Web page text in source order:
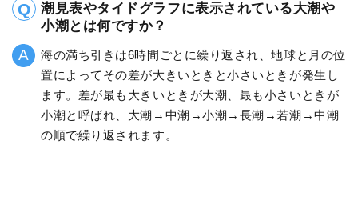
潮見表やタイドグラフに表示されている大潮や
小潮とは何ですか？
海の満ち引きは6時間ごとに繰り返され、地球と月の位
置によってその差が大きいときと小さいときが発生し
ます。差が最も大きいときが大潮、最も小さいときが
小潮と呼ばれ、大潮→中潮→小潮→長潮→若潮→中潮
の順で繰り返されます。